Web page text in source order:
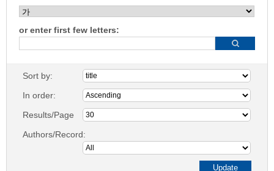
or enter first few letters:
Sort by:
In order:
Results/Page
Authors/Record: